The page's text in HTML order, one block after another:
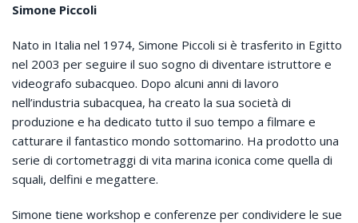
Simone Piccoli
Nato in Italia nel 1974, Simone Piccoli si è trasferito in Egitto
nel 2003 per seguire il suo sogno di diventare istruttore e
videografo subacqueo. Dopo alcuni anni di lavoro
nell’industria subacquea, ha creato la sua società di
produzione e ha dedicato tutto il suo tempo a filmare e
catturare il fantastico mondo sottomarino. Ha prodotto una
serie di cortometraggi di vita marina iconica come quella di
squali, delfini e megattere.
Simone tiene workshop e conferenze per condividere le sue